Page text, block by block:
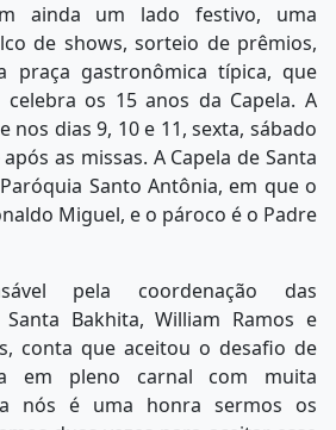
ainda um lado festivo, uma
de shows, sorteio de prêmios,
praça gastronômica típica, que
os 15 anos da Capela. A
nos dias 9, 10 e 11, sexta, sábado
as missas. A Capela de Santa
Santo Antônia, em que o
Miguel, e o pároco é o Padre
pela coordenação das
Bakhita, William Ramos e
conta que aceitou o desafio de
em pleno carnal com muita
nós é uma honra sermos os